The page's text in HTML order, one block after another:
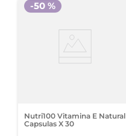
Nutri100 Vitamina E Natural
Capsulas X 30
-50 %